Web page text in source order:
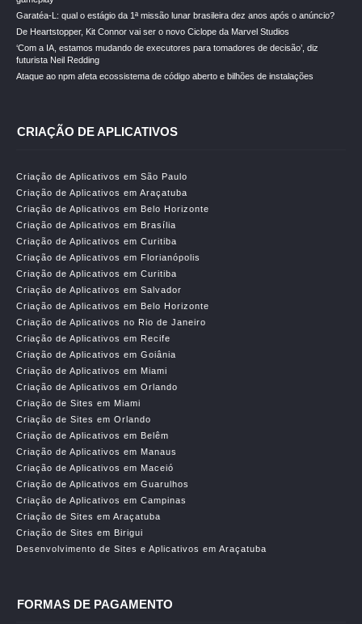
Garatéa-L: qual o estágio da 1ª missão lunar brasileira dez anos após o anúncio?
De Heartstopper, Kit Connor vai ser o novo Ciclope da Marvel Studios
‘Com a IA, estamos mudando de executores para tomadores de decisão’, diz
futurista Neil Redding
Ataque ao npm afeta ecossistema de código aberto e bilhões de instalações
CRIAÇÃO DE APLICATIVOS
Criação de Aplicativos em São Paulo
Criação de Aplicativos em Araçatuba
Criação de Aplicativos em Belo Horizonte
Criação de Aplicativos em Brasília
Criação de Aplicativos em Curitiba
Criação de Aplicativos em Florianópolis
Criação de Aplicativos em Curitiba
Criação de Aplicativos em Salvador
Criação de Aplicativos em Belo Horizonte
Criação de Aplicativos no Rio de Janeiro
Criação de Aplicativos em Recife
Criação de Aplicativos em Goiânia
Criação de Aplicativos em Miami
Criação de Aplicativos em Orlando
Criação de Sites em Miami
Criação de Sites em Orlando
Criação de Aplicativos em Belêm
Criação de Aplicativos em Manaus
Criação de Aplicativos em Maceió
Criação de Aplicativos em Guarulhos
Criação de Aplicativos em Campinas
Criação de Sites em Araçatuba
Criação de Sites em Birigui
Desenvolvimento de Sites e Aplicativos em Araçatuba
FORMAS DE PAGAMENTO